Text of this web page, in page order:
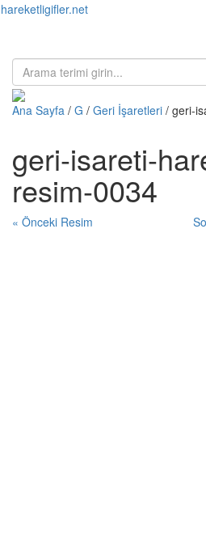
hareketligifler.net
Ana Sayfa / G / Geri İşaretleri / geri-
geri-isareti-
resim-0034
« Önceki Resim